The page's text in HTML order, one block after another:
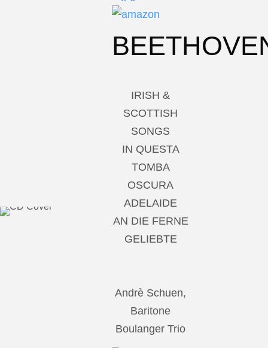
IRISH &
SCOTTISH
SONGS
IN QUESTA
TOMBA
OSCURA
ADELAIDE
AN DIE FERNE
GELIEBTE
Andrè Schuen,
Baritone
Boulanger Trio